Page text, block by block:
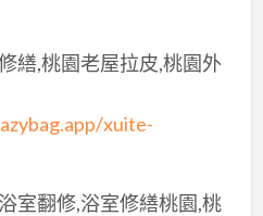
繕,桃園老屋拉皮,桃園外
xuite-
室翻修,浴室修繕桃園,桃